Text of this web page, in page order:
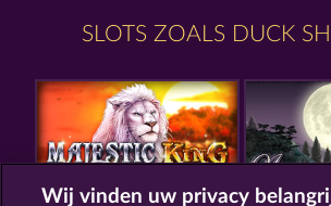
SLOTS ZOALS DUCK
Wij vinden uw privacy